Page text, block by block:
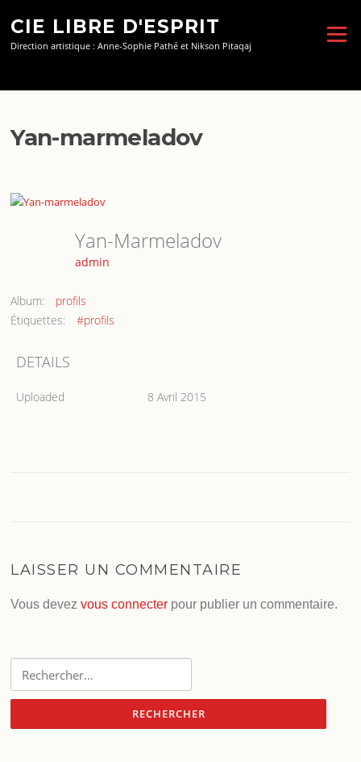
contenu
CIE LIBRE D'ESPRIT
Direction artistique : Anne-Sophie Pathé et Nikson Pitaqaj
Menu
Yan-marmeladov
Yan-Marmeladov
admin
Album:
profils
Étiquettes:
#profils
DETAILS
Uploaded 8 Avril 2015
LAISSER UN COMMENTAIRE
Vous devezvous connecter pour publier un commentaire.